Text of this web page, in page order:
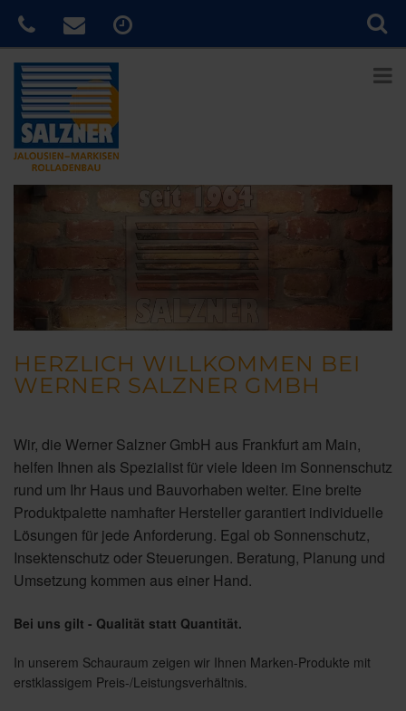
HERZLICH WILLKOMMEN BEI
WERNER SALZNER GMBH
Wir, die Werner Salzner GmbH aus Frankfurt am Main,
helfen Ihnen als Spezialist für viele Ideen im Sonnenschutz
rund um Ihr Haus und Bauvorhaben weiter. Eine breite
Produktpalette namhafter Hersteller garantiert individuelle
Lösungen für jede Anforderung. Egal ob Sonnenschutz,
Insektenschutz oder Steuerungen. Beratung, Planung und
Umsetzung kommen aus einer Hand.
Bei uns gilt - Qualität statt Quantität.
In unserem Schauraum zeigen wir Ihnen Marken-Produkte mit
erstklassigem Preis-/Leistungsverhältnis.